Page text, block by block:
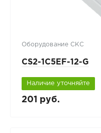
Оборудование СКС
CS2-1C5EF-12-G
Наличие уточняйте
201 руб.